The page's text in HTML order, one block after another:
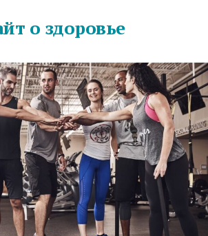
о здоровье